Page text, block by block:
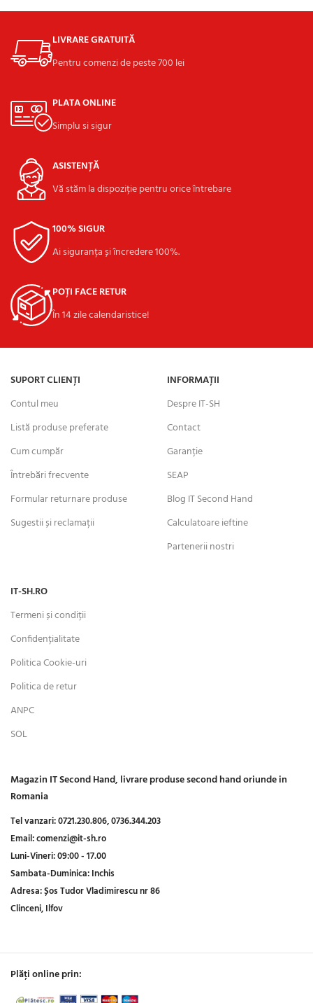
LIVRARE GRATUITĂ
Pentru comenzi de peste 700 lei
PLATA ONLINE
Simplu si sigur
ASISTENȚĂ
Vă stăm la dispoziție pentru orice întrebare
100% SIGUR
Ai siguranța și încredere 100%.
POȚI FACE RETUR
În 14 zile calendaristice!
SUPORT CLIENȚI
Contul meu
Listă produse preferate
Cum cumpăr
Întrebări frecvente
Formular returnare produse
Sugestii și reclamații
INFORMAȚII
Despre IT-SH
Contact
Garanție
SEAP
Blog IT Second Hand
Calculatoare ieftine
Partenerii nostri
IT-SH.RO
Termeni și condiții
Confidențialitate
Politica Cookie-uri
Politica de retur
ANPC
SOL
Magazin IT Second Hand, livrare produse second hand oriunde in
Romania
Tel vanzari:0721.230.806,0736.344.203
Email:comenzi@it-sh.ro
Luni-Vineri:09:00 - 17.00
Sambata-Duminica:Inchis
Adresa:Șos Tudor Vladimirescu nr 86
Clinceni, Ilfov
Plăți online prin: